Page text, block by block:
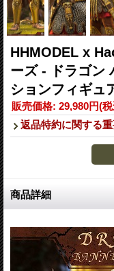
HHMODEL x
ーズ - ドラゴン
ションフィギュ
販売価格: 29,980円(
返品特約に関する
商品詳細